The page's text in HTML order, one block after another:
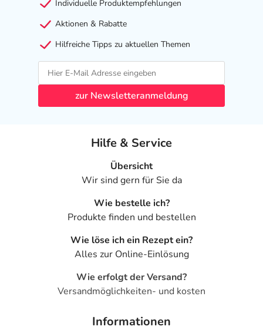
Individuelle Produktempfehlungen
Aktionen & Rabatte
Hilfreiche Tipps zu aktuellen Themen
zur Newsletteranmeldung
Hilfe & Service
Übersicht
Wir sind gern für Sie da
Wie bestelle ich?
Produkte finden und bestellen
Wie löse ich ein Rezept ein?
Alles zur Online-Einlösung
Wie erfolgt der Versand?
Versandmöglichkeiten- und kosten
Informationen